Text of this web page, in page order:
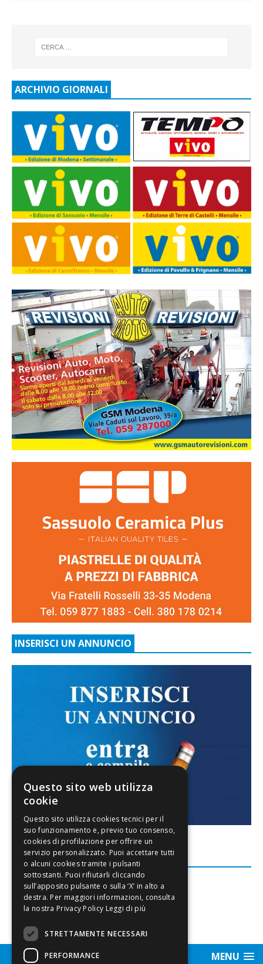
ARCHIVIO GIORNALI
INSERISCI UN ANNUNCIO
FACEBOOK
MENU
Questo sito web utilizza
cookie
Leggi di più
STRETTAMENTE NECESSARI
PERFORMANCE